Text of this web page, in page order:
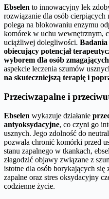
Ebselen to innowacyjny lek
rozwiązanie dla osób cierpiących
polega na blokowaniu enzymu
komórek w uchu wewnętrznym,
uciążliwej dolegliwości. Badania
obiecujący potencjał
wyborem dla osób
aspekcie leczenia szumów
na skuteczniejszą terapię i
Przeciwzapalne i
Ebselen wykazuje działanie
antyoksydacyjne, co czyni go
usznych. Jego zdolność do
pozwala chronić komórki przed
stanu zapalnego w tkankach,
złagodzić objawy związane z
istotne dla osób borykających
zapalne oraz stres oksydacyjny
codzienne życie.